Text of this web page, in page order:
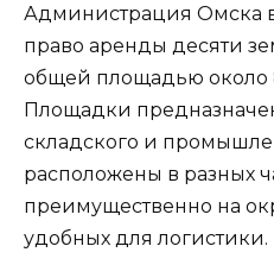
Администрация Омска
право аренды десяти
общей площадью около
Площадки
складского и
расположены в разных
преимущественно на
удобных для логистики.